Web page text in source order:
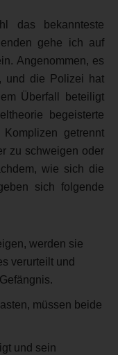
das bekannteste
gehe ich auf
Angenommen, es
und die Polizei hat
Überfall beteiligt
begeisterte
getrennt
zu schweigen oder
wie sich die
sich folgende
werden sie
verurteilt und
müssen beide
und sein